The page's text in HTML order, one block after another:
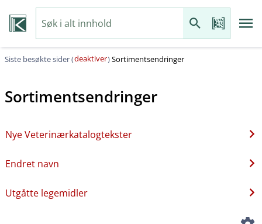
Siste besøkte sider (deaktiver)Sortimentsendringer
Sortimentsendringer
Nye Veterinærkatalogtekster
Endret navn
Utgåtte legemidler